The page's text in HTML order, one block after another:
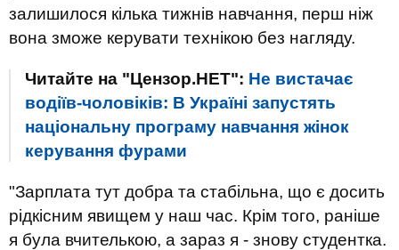
залишилося кілька тижнів навчання, перш ніж
вона зможе керувати технікою без нагляду.
Читайте на "Цензор.НЕТ": Не вистачає
водіїв-чоловіків: В Україні запустять
національну програму навчання жінок
керування фурами
"Зарплата тут добра та стабільна, що є досить
рідкісним явищем у наш час. Крім того, раніше
я була вчителькою, а зараз я - знову студентка.